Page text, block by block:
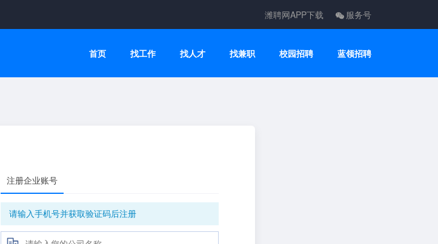
潍聘网APP下载 服务号
首页 找工作 找人才 找兼职 校园招聘 蓝领招聘
注册企业账号
请输入手机号并获取验证码后注册